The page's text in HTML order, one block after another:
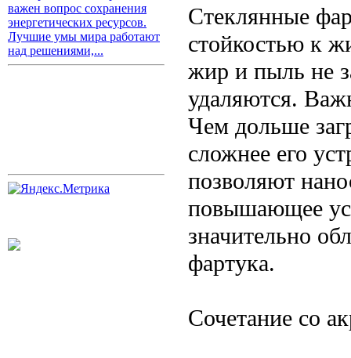
важен вопрос сохранения
энергетических ресурсов.
Лучшие умы мира работают
над решениями,...
Стеклянные
стойкостью к
жир и пыль не
удаляются.
Чем дольше
сложнее его
позволяют
повышающее
значительно
фартука.
Сочетание со